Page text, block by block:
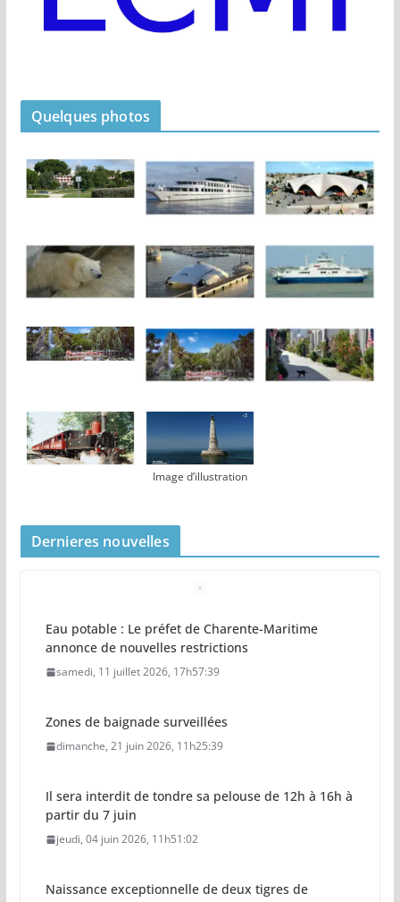
Quelques photos
Image d’illustration
Dernieres nouvelles
Eau potable : Le préfet de Charente-Maritime
annonce de nouvelles restrictions
samedi, 11 juillet 2026, 17h57:39
Zones de baignade surveillées
dimanche, 21 juin 2026, 11h25:39
Il sera interdit de tondre sa pelouse de 12h à 16h à
partir du 7 juin
jeudi, 04 juin 2026, 11h51:02
Naissance exceptionnelle de deux tigres de